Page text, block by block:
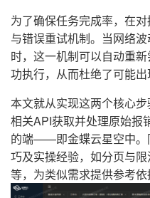
为了确保任务完成率，在
与错误重试机制。当网络
时，这一机制可以自动重
功执行，从而杜绝了可能出
本文就从实现这两个核心
相关API获取并处理原始报
的端——即金蝶云星空中。
巧及实操经验，如分页与
等，为类似需求提供参考依